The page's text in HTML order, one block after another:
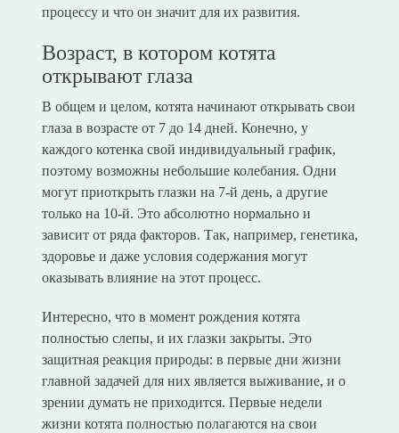
процессу и что он значит для их развития.
Возраст, в котором котята
открывают глаза
В общем и целом, котята начинают открывать свои
глаза в возрасте от 7 до 14 дней. Конечно, у
каждого котенка свой индивидуальный график,
поэтому возможны небольшие колебания. Одни
могут приоткрыть глазки на 7-й день, а другие
только на 10-й. Это абсолютно нормально и
зависит от ряда факторов. Так, например, генетика,
здоровье и даже условия содержания могут
оказывать влияние на этот процесс.
Интересно, что в момент рождения котята
полностью слепы, и их глазки закрыты. Это
защитная реакция природы: в первые дни жизни
главной задачей для них является выживание, и о
зрении думать не приходится. Первые недели
жизни котята полностью полагаются на свои